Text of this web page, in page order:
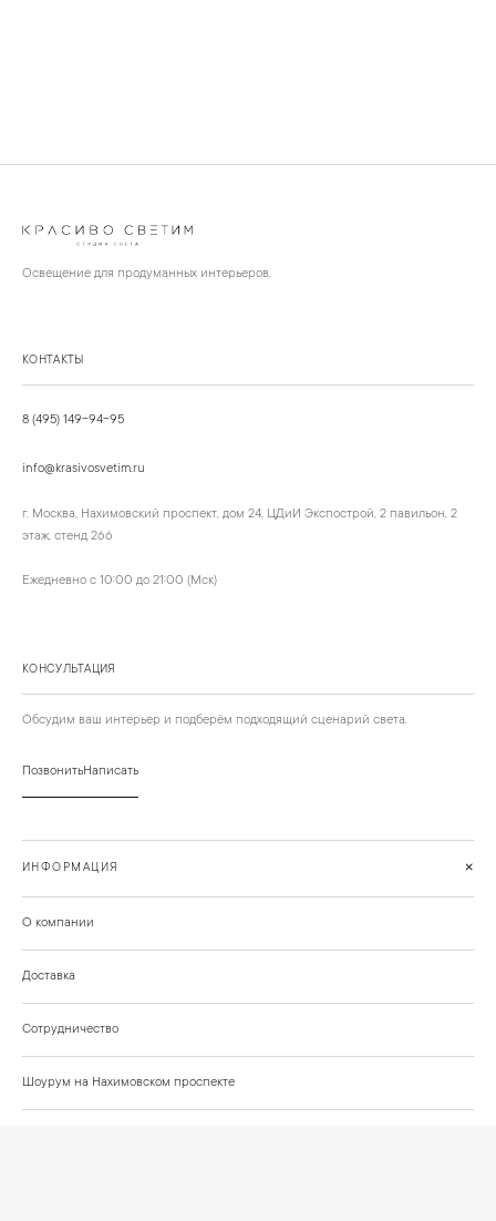
Освещение для продуманных интерьеров.
КОНТАКТЫ
8 (495) 149-94-95
info@krasivosvetim.ru
г. Москва, Нахимовский проспект, дом 24, ЦДиИ Экспострой, 2 павильон, 2
этаж, стенд 266
Ежедневно с 10:00 до 21:00 (Мск)
КОНСУЛЬТАЦИЯ
Обсудим ваш интерьер и подберём подходящий сценарий света.
ПозвонитьНаписать
ИНФОРМАЦИЯ +
О компании
Доставка
Сотрудничество
Шоурум на Нахимовском проспекте